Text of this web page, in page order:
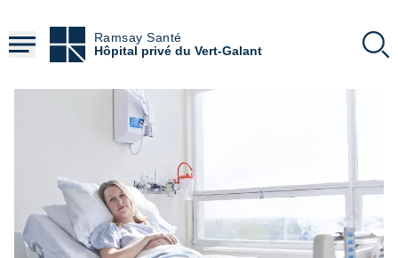
contenu
principal
Ramsay Santé
Hôpital privé du Vert-Galant